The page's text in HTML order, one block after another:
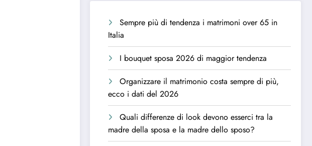
Sempre più di tendenza i matrimoni over 65 in
Italia
I bouquet sposa 2026 di maggior tendenza
Organizzare il matrimonio costa sempre di più,
ecco i dati del 2026
Quali differenze di look devono esserci tra la
madre della sposa e la madre dello sposo?